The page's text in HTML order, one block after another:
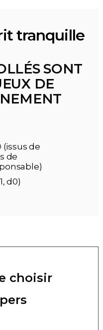
tranquille
SONT
DE
(issus de
de
d0)
choisir